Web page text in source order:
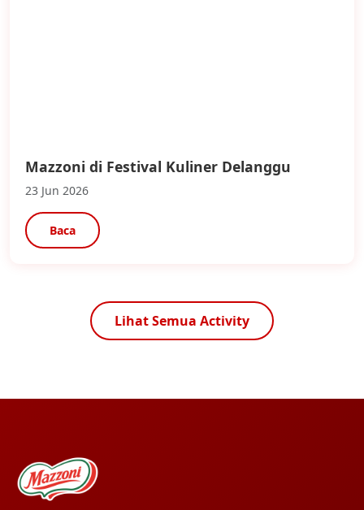
Mazzoni di Festival Kuliner Delanggu
23 Jun 2026
Baca
Lihat Semua Activity